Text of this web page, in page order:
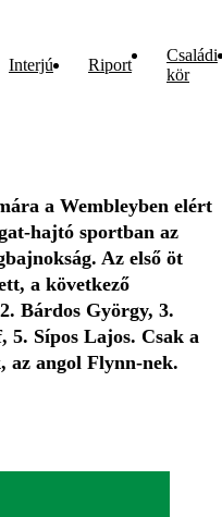
Interjú Riport
Családi
kör
a Wembleyben elért
hajtó sportban az
Az első öt
a következő
Bárdos György, 3.
5. Sípos Lajos. Csak a
angol Flynn-nek.